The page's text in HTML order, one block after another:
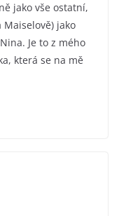
jako vše ostatní,
jako
Je to z mého
která se na mě